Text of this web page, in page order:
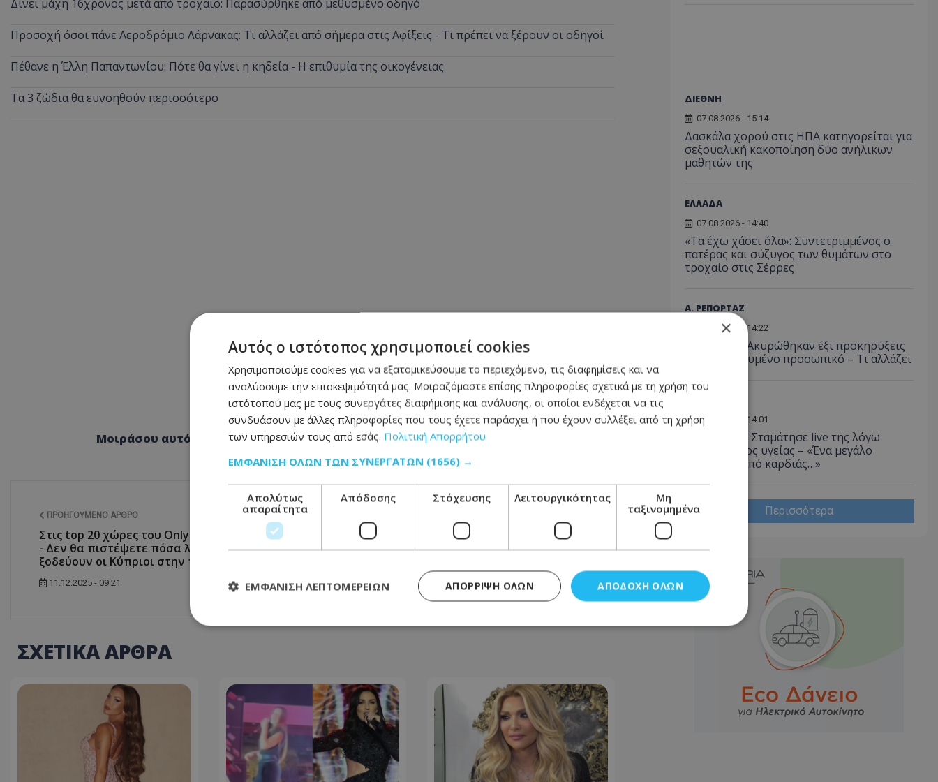
Δίνει μάχη 16χρονος μετά από τροχαίο: Παρασύρθηκε από μεθυσμένο οδηγό
Προσοχή όσοι πάνε Αεροδρόμιο Λάρνακας: Τι αλλάζει από σήμερα στις Αφίξεις - Τι πρέπει να ξέρουν οι οδηγοί
Πέθανε η Έλλη Παπαντωνίου: Πότε θα γίνει η κηδεία - Η επιθυμία της οικογένειας
Τα 3 ζώδια θα ευνοηθούν περισσότερο
Μοιράσου αυτό το άρθρο
ΠΡΟΗΓΟΎΜΕΝΟ ΆΡΘΡΟ
Στις top 20 χώρες του OnlyFans η Κύπρος
- Δεν θα πιστέψετε πόσα λεφτά
ξοδεύουν οι Κύπριοι στην πλατφόρμα
11.12.2025 - 09:21
Θες να περάσεις τα Χριστούγεννα σε
ξενοδοχείο; Ιδού τα εορταστικά πακέτα -
11.12.2025 - 09:39
ΣΧΕΤΙΚΑ ΑΡΘΡΑ
ΔΙΕΘΝΗ
07.08.2026 - 15:14
Δασκάλα χορού στις ΗΠΑ κατηγορείται για
σεξουαλική κακοποίηση δύο ανήλικων
μαθητών της
ΕΛΛΑΔΑ
07.08.2026 - 14:40
«Τα έχω χάσει όλα»: Συντετριμμένος ο
πατέρας και σύζυγος των θυμάτων στο
τροχαίο στις Σέρρες
Α. ΡΕΠΟΡΤΑΖ
07.08.2026 - 14:22
Αστυνομία: Ακυρώθηκαν έξι προκηρύξεις
για εξειδικευμένο προσωπικό – Τι αλλάζει
07.08.2026 - 14:01
Ανδρομάχη: Σταμάτησε live της λόγω
προβλήματος υγείας – «Ένα μεγάλο
συγγνώμη από καρδιάς…»
Περισσότερα
×
Αυτός ο ιστότοπος χρησιμοποιεί cookies
Χρησιμοποιούμε cookies για να εξατομικεύσουμε το περιεχόμενο, τις διαφημίσεις και να
αναλύσουμε την επισκεψιμότητά μας. Μοιραζόμαστε επίσης πληροφορίες σχετικά με τη χρήση του
ιστότοπού μας με τους συνεργάτες διαφήμισης και ανάλυσης, οι οποίοι ενδέχεται να τις
συνδυάσουν με άλλες πληροφορίες που τους έχετε παράσχει ή που έχουν συλλέξει από τη χρήση
των υπηρεσιών τους από εσάς. Πολιτική Απορρήτου
ΕΜΦΆΝΙΣΗ ΌΛΩΝ ΤΩΝ ΣΥΝΕΡΓΑΤΏΝ (1656) →
Απολύτως
απαραίτητα
Απόδοσης Στόχευσης Λειτουργικότητας
Μη
ταξινομημένα
ΑΠΟΔΟΧΉ ΌΛΩΝ
ΑΠΌΡΡΙΨΗ ΌΛΩΝ
ΕΜΦΆΝΙΣΗ ΛΕΠΤΟΜΕΡΕΙΏΝ
διαχείριση λογαριασμού. Ο ιστότοπος δεν μπορεί να χρησιμοποιηθεί σωστά χωρίς τα απολύτως απαραίτητα cookies.
Ονοματεπώνυμο
Προμηθευτής Πεδίο Λήξη
Περιγραφή
usprivacy
.lifenewscy.tothemaonline.com
1 χρόνος 3
εβδομάδες
Αυτό το cookie αποθηκεύει το
κράτος συγκατάθεσης του χρήστη
σχετικά με την παρακολούθηση και
την ιδιωτικότητα σύμφωνα με τον
κανονισμό απορρήτου των